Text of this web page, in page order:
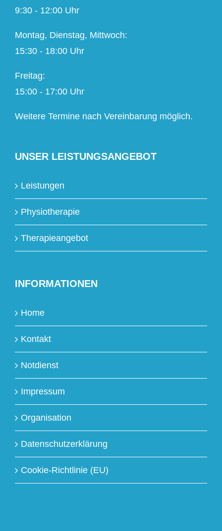
9:30 - 12:00 Uhr
Montag, Dienstag, Mittwoch:
15:30 - 18:00 Uhr
Freitag:
15:00 - 17:00 Uhr
Weitere Termine nach Vereinbarung möglich.
UNSER LEISTUNGSANGEBOT
Leistungen
Physiotherapie
Therapieangebot
INFORMATIONEN
Home
Kontakt
Notdienst
Impressum
Organisation
Datenschutzerklärung
Cookie-Richtlinie (EU)